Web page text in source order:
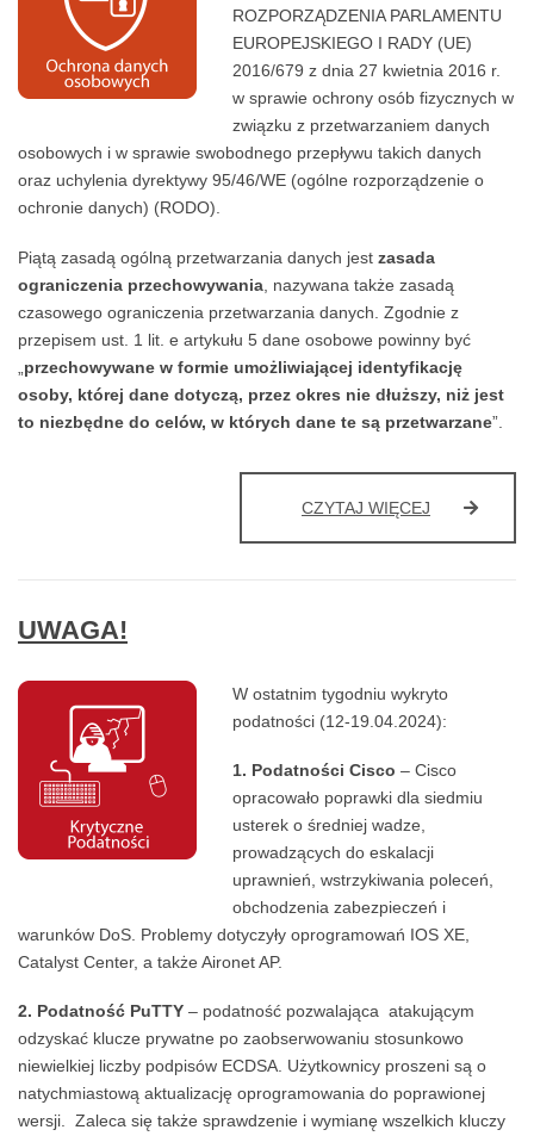
ROZPORZĄDZENIA PARLAMENTU
EUROPEJSKIEGO I RADY (UE)
2016/679 z dnia 27 kwietnia 2016 r.
w sprawie ochrony osób fizycznych w
związku z przetwarzaniem danych
osobowych i w sprawie swobodnego przepływu takich danych
oraz uchylenia dyrektywy 95/46/WE (ogólne rozporządzenie o
ochronie danych) (RODO).
Piątą zasadą ogólną przetwarzania danych jest zasada
ograniczenia przechowywania , nazywana także zasadą
czasowego ograniczenia przetwarzania danych. Zgodnie z
przepisem ust. 1 lit. e artykułu 5 dane osobowe powinny być
przechowywane w formie umożliwiającej identyfikację
osoby, której dane dotyczą, przez okres nie dłuższy, niż jest
to niezbędne do celów, w których dane te są przetwarzane”.
CZYTAJ WIĘCEJ
UWAGA!
W ostatnim tygodniu wykryto
podatności (12-19.04.2024):
1. Podatności Cisco – Cisco
opracowało poprawki dla siedmiu
usterek o średniej wadze,
prowadzących do eskalacji
uprawnień, wstrzykiwania poleceń,
obchodzenia zabezpieczeń i
warunków DoS. Problemy dotyczyły oprogramowań IOS XE,
Catalyst Center, a także Aironet AP.
2. Podatność PuTTY – podatność pozwalająca atakującym
odzyskać klucze prywatne po zaobserwowaniu stosunkowo
niewielkiej liczby podpisów ECDSA. Użytkownicy proszeni są o
natychmiastową aktualizację oprogramowania do poprawionej
wersji. Zaleca się także sprawdzenie i wymianę wszelkich kluczy